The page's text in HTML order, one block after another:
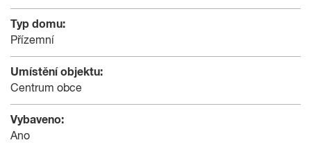
Typ domu:
Přízemní
Umístění objektu:
Centrum obce
Vybaveno:
Ano